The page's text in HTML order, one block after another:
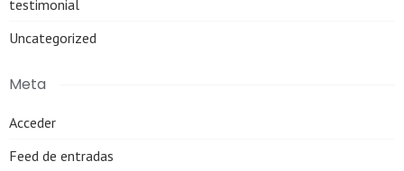
testimonial
Uncategorized
Meta
Acceder
Feed de entradas